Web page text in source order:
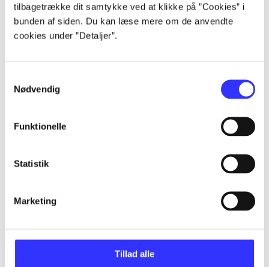
tilbagetrække dit samtykke ved at klikke på ”Cookies” i
bunden af siden. Du kan læse mere om de anvendte
cookies under ”Detaljer”.
Nødvendig
Funktionelle
Statistik
Marketing
Tillad alle
Artikler
Alle registrerede artikler fordelt på udgivelser